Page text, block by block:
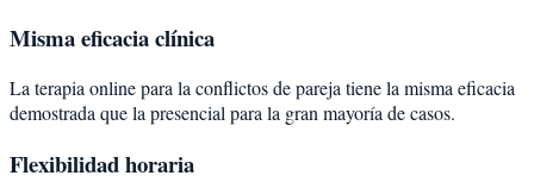
Misma eficacia clínica
La terapia online para la conflictos de pareja tiene la misma eficacia
demostrada que la presencial para la gran mayoría de casos.
Flexibilidad horaria